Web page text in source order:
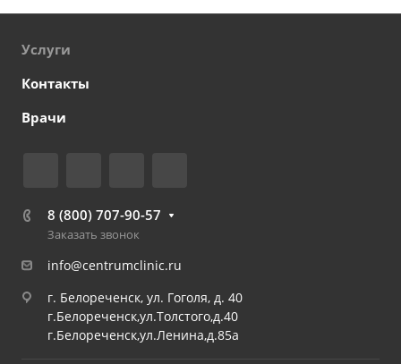
Услуги
Контакты
Врачи
8 (800) 707-90-57
Заказать звонок
info@centrumclinic.ru
г. Белореченск, ул. Гоголя, д. 40
г.Белореченск,ул.Толстого,д.40
г.Белореченск,ул.Ленина,д.85а